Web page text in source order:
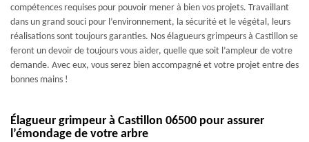
compétences requises pour pouvoir mener à bien vos projets. Travaillant
dans un grand souci pour l’environnement, la sécurité et le végétal, leurs
réalisations sont toujours garanties. Nos élagueurs grimpeurs à Castillon se
feront un devoir de toujours vous aider, quelle que soit l’ampleur de votre
demande. Avec eux, vous serez bien accompagné et votre projet entre des
bonnes mains !
Élagueur grimpeur à Castillon 06500 pour assurer
l’émondage de votre arbre